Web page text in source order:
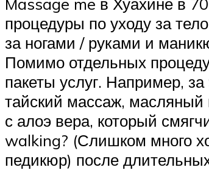
процедуры по уходу за
за ногами / руками и
Помимо отдельных
пакеты услуг. Например,
тайский массаж,
с алоэ вера, который
walking? (Слишком много
педикюр) после